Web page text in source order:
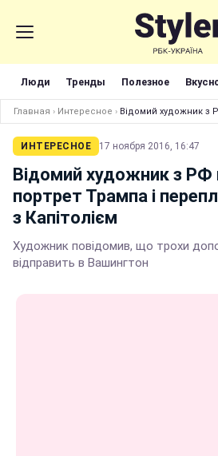
Люди Тренды Полезное
Главная › Интересное › Відомий художник з
ИНТЕРЕСНОЕ 17 ноября 2016, 16:47
Відомий художник з
портрет Трампа і
з Капітолієм
Художник повідомив, що трохи
відправить в Вашингтон